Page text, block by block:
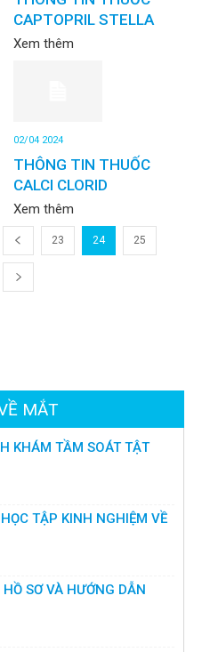
CAPTOPRIL STELLA
Xem thêm
02/04 2024
THÔNG TIN THUỐC
CALCI CLORID
Xem thêm
23 24 25
MẮT
KHÁM TẦM SOÁT TẬT
TẬP KINH NGHIỆM VỀ
SƠ VÀ HƯỚNG DẪN